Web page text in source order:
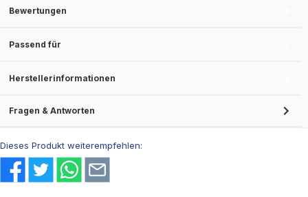
Bewertungen
Passend für
Herstellerinformationen
Fragen & Antworten
Dieses Produkt weiterempfehlen: